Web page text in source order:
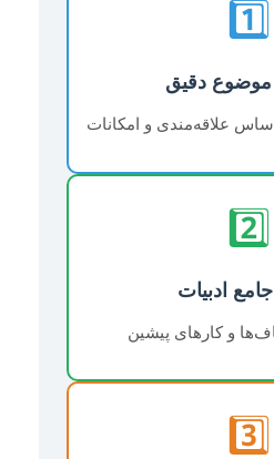
1️⃣
موضوع دقیق
اساس علاقه‌مندی و امکانات
2️⃣
ادبیات
و کارهای پیشین
3️⃣